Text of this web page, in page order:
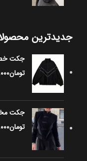
جدیدترین
جکت خط
تومان
جکت
تومان